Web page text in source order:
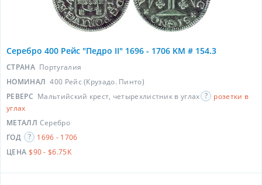
Серебро 400 Рейс "Педро II" 1696 - 1706 KM # 154.3
СТРАНА Португалия
НОМИНАЛ 400 Рейс (Крузадо. Пинто)
РЕВЕРС Мальтийский крест, четырехлистник в углах
розетки в
углах
МЕТАЛЛ Серебро
ГОД
1696 - 1706
ЦЕНА $90 - $6.75K